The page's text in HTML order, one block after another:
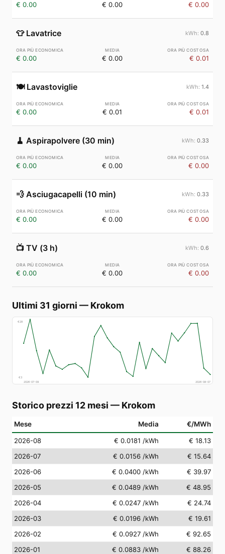
€ 0.00 € 0.00 € 0.00
👕 Lavatrice 0.8
€ 0.00 € 0.00 € 0.01
🍽️ Lavastoviglie 1.4
€ 0.00 € 0.01 € 0.01
🧹 Aspirapolvere (30 min) 0.33
€ 0.00 € 0.00 € 0.00
💨 Asciugacapelli (10 min) 0.33
€ 0.00 € 0.00 € 0.00
📺 TV (3 h) 0.6
€ 0.00 € 0.00 € 0.00
Ultimi 31 giorni — Krokom
€28
€3
2026-07-09
2026-08-07
Storico prezzi 12 mesi — Krokom
Mese Media €/MWh
2026-08 € 0.0181 /kWh
€ 18.13
2026-07
€ 0.0156 /kWh
€ 15.64
2026-06
€ 0.0400 /kWh
€ 39.97
2026-05
€ 0.0489 /kWh
€ 48.95
2026-04
€ 0.0247 /kWh
€ 24.74
2026-03
€ 0.0196 /kWh
€ 19.61
2026-02
€ 0.0927 /kWh
€ 92.65
2026-01
€ 0.0883 /kWh
€ 88.26